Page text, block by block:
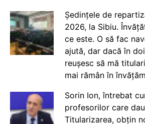
Ședințele de
2026, la Sibiu.
ce este. O să fac
ajută, dar dacă în
reușesc să mă
mai rămân în
Sorin Ion, întrebat
profesorilor care
Titularizarea, obțin